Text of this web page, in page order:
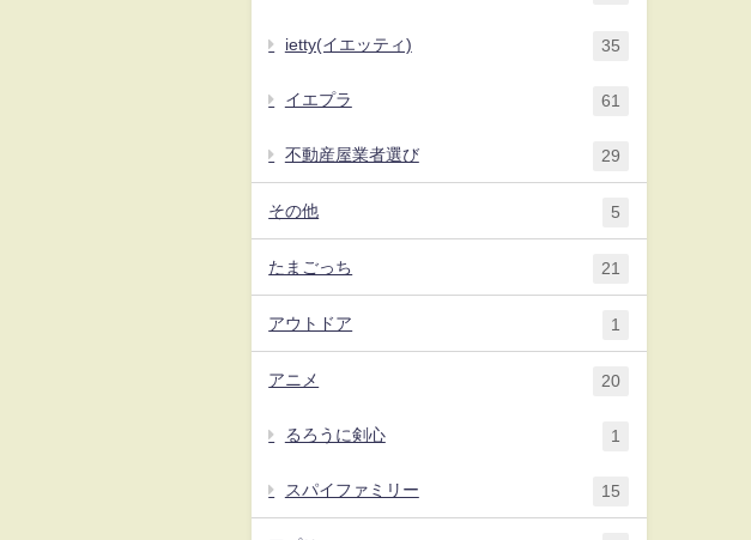
ietty(イエッティ) 35
イエプラ 61
不動産屋業者選び 29
その他 5
たまごっち 21
アウトドア 1
アニメ 20
るろうに剣心 1
スパイファミリー 15